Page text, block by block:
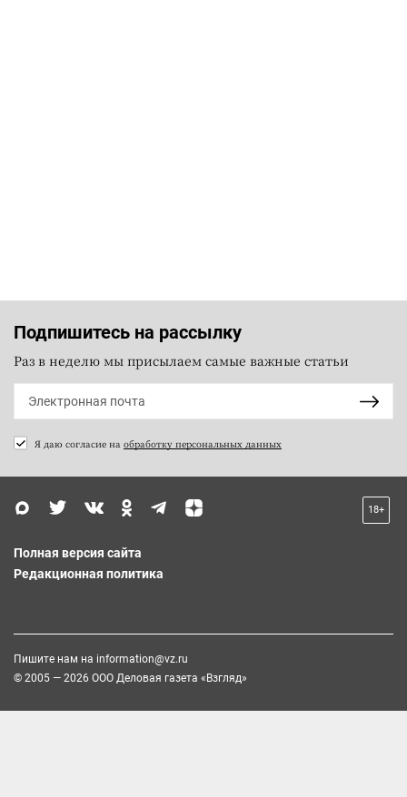
Подпишитесь на рассылку
Раз в неделю мы присылаем самые важные статьи
Я даю согласие на обработку персональных данных
18+
Полная версия сайта
Редакционная политика
Пишите нам на information@vz.ru
© 2005 — 2026 ООО Деловая газета «Взгляд»